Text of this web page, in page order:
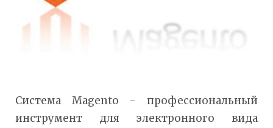
Система Magento - профессиональный
инструмент для электронного вида